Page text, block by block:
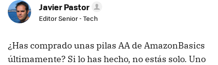
Javier Pastor
Editor Senior - Tech
¿Has comprado unas pilas AA de AmazonBasics
últimamente? Si lo has hecho, no estás solo. Uno